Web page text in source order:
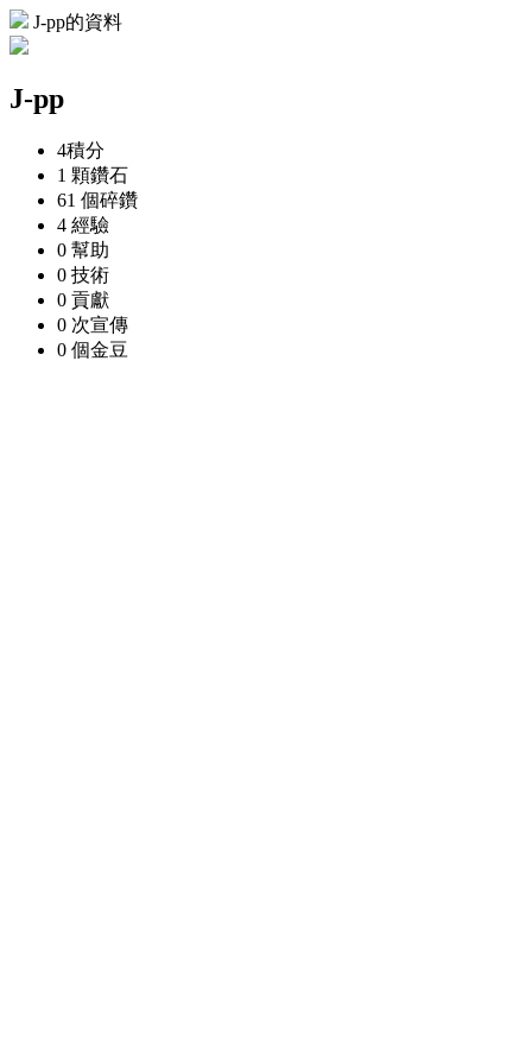
J-pp的資料
J-pp
4積分
1 顆鑽石
61 個碎鑽
4 經驗
0 幫助
0 技術
0 貢獻
0 次宣傳
0 個金豆